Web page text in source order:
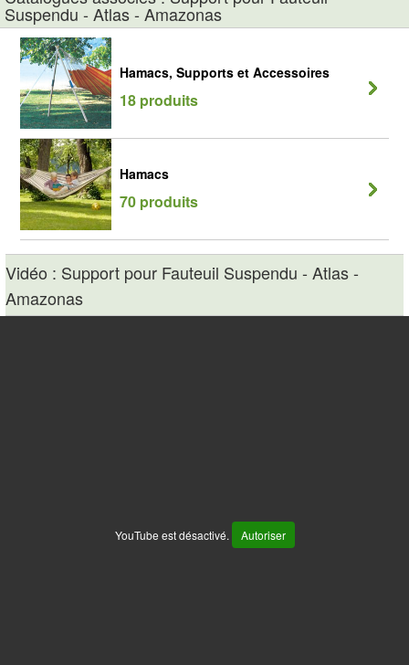
Suspendu - Atlas - Amazonas
Hamacs, Supports et Accessoires
18 produits
Hamacs
70 produits
Vidéo : Support pour Fauteuil Suspendu - Atlas -
Amazonas
YouTube est désactivé. Autoriser